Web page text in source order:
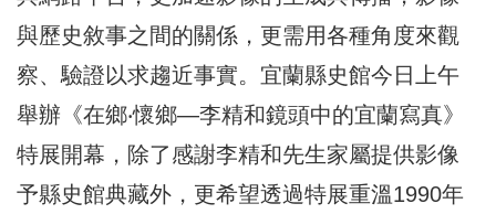
與歷史敘事之間的關係，更需用各種角度來觀
察、驗證以求趨近事實。宜蘭縣史館今日上午
舉辦《在鄉‧懷鄉—李精和鏡頭中的宜蘭寫真》
特展開幕，除了感謝李精和先生家屬提供影像
予縣史館典藏外，更希望透過特展重溫1990年